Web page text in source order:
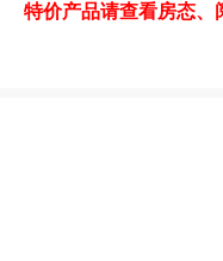
特价产品请查看房态、